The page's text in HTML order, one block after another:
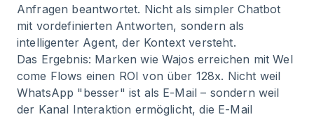
Anfragen beantwortet. Nicht als simpler Chatbot
mit vordefinierten Antworten, sondern als
intelligenter Agent, der Kontext versteht.
Das Ergebnis: Marken wie Wajos erreichen mit Wel
come Flows einen ROI von über 128x. Nicht weil
WhatsApp "besser" ist als E-Mail – sondern weil
der Kanal Interaktion ermöglicht, die E-Mail